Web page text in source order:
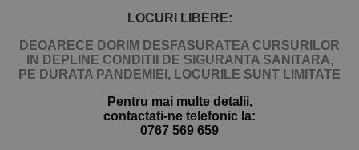
LOCURI LIBERE:
DEOARECE DORIM DESFASURATEA CURSURILOR
IN DEPLINE CONDITII DE SIGURANTA SANITARA,
PE DURATA PANDEMIEI, LOCURILE SUNT LIMITATE
Pentru mai multe detalii,
contactati-ne telefonic la:
0767 569 659